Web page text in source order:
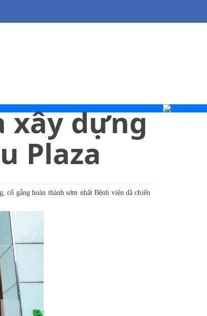
xây dựng
Plaza
gắng hoàn thành sớm nhất Bệnh viện dã chiến